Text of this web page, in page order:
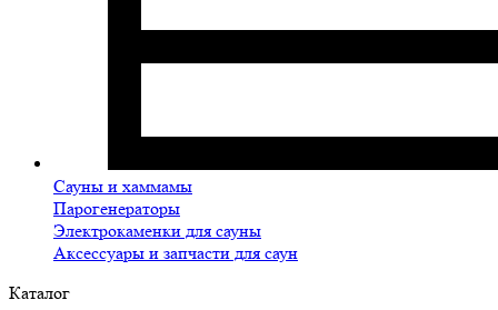
Сауны и хаммамы
Парогенераторы
Электрокаменки для сауны
Аксессуары и запчасти для саун
Каталог